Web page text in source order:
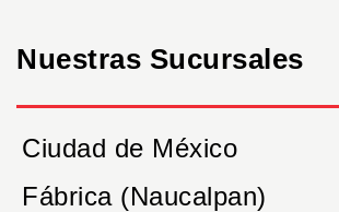
Nuestras Sucursales
Ciudad de México
Fábrica (Naucalpan)